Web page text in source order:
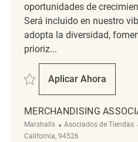
oportunidades de
Será incluido en nuestro
adopta la diversidad,
prioriz...
Salvar merchandising associate
Aplicar Ahora
MERCHANDISING
Marshalls Categoría
Asociados de Tiendas
California, 94526